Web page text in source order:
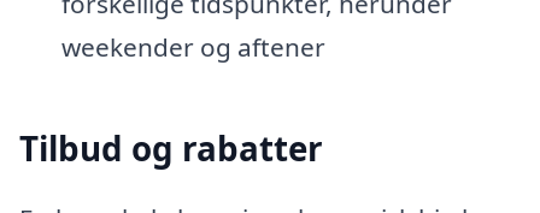
weekender og aftener
Tilbud og rabatter